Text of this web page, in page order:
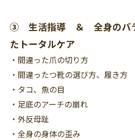
③ 生活指導 ＆ 全身のバラ
たトータルケア
・間違った爪の切り方
・間違ったつ靴の選び方、履き方
・タコ、魚の目
・足底のアーチの崩れ
・外反母趾
・全身の身体の歪み